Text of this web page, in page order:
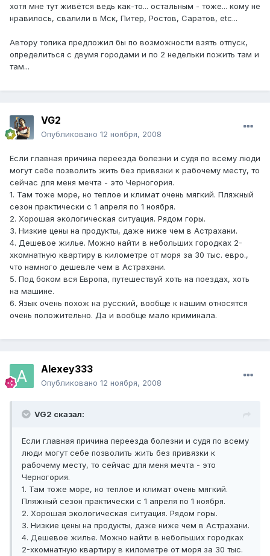
хотя мне тут живётся ведь как-то... остальным - тоже... кому не
нравилось, свалили в Мск, Питер, Ростов, Саратов, etc...
Автору топика предложил бы по возможности взять отпуск,
определиться с двумя городами и по 2 недельки пожить там и
там...
VG2
Опубликовано 12 ноября, 2008
Если главная причина переезда болезни и судя по всему люди
могут себе позволить жить без привязки к рабочему месту, то
сейчас для меня мечта - это Черногория.
1. Там тоже море, но теплое и климат очень мягкий. Пляжный
сезон практически с 1 апреля по 1 ноября.
2. Хорошая экологическая ситуация. Рядом горы.
3. Низкие цены на продукты, даже ниже чем в Астрахани.
4. Дешевое жилье. Можно найти в небольших городках 2-
хкомнатную квартиру в километре от моря за 30 тыс. евро.,
что намного дешевле чем в Астрахани.
5. Под боком вся Европа, путешествуй хоть на поездах, хоть
на машине.
6. Язык очень похож на русский, вообще к нашим относятся
очень положительно. Да и вообще мало криминала.
Alexey333
Опубликовано 12 ноября, 2008
VG2 сказал:
Если главная причина переезда болезни и судя по всему
люди могут себе позволить жить без привязки к
рабочему месту, то сейчас для меня мечта - это
Черногория.
1. Там тоже море, но теплое и климат очень мягкий.
Пляжный сезон практически с 1 апреля по 1 ноября.
2. Хорошая экологическая ситуация. Рядом горы.
3. Низкие цены на продукты, даже ниже чем в Астрахани.
4. Дешевое жилье. Можно найти в небольших городках
2-хкомнатную квартиру в километре от моря за 30 тыс.